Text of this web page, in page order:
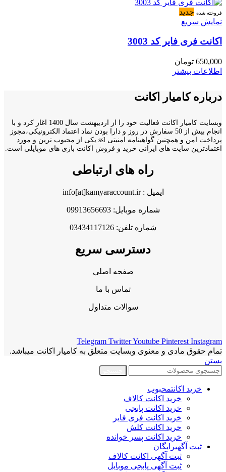
فروخته شده جدید
نمایش سریع
اکانت فری فایر کد 3003
650,000 تومان
اطلاعات بیشتر
درباره کامیار اکانت
وبسایت کامیار اکانت فعالیت خود را از اردیبهشت سال 1400 اغاز کرد و با
انجام بیش از 50 سفارش در روز و دارا بودن نماد اعتماد الکترونیکی،مجوز
پرداخت امن و همچنین گواهینامه امنیتی ssl یکی از محبوب ترین و مورد
اعتمادترین سایت های ایرانی خرید و فروش اکانت بازی های موبایلی است.
راه های ارتباطی
ایمیل : info[at]kamyaraccount.ir
شماره موبایل: 09913656693
شماره تلفن: 03434117126
دسترسی سریع
صفحه اصلی
تماس با ما
سوالات متداول
Telegram TwitterYoutube Pinterest Instagram
تمام حقوق مادی و معنوی وبسایت متعلق به کامیار اکانت میباشد.
بستن
خرید اکانتمحبوب
خرید اکانت کالاف
خرید اکانت پابجی
خرید اکانت فری فایر
خرید اکانت کلش
خرید اکانت پسر خوانده
ثبت آگهیرایگان
ثبت آگهی اکانت کالاف
ثبت آگهی پابجی موبایل